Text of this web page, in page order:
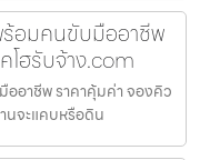
ร้อมคนขับมืออาชีพ
ฮรับจ้าง.com
ออาชีพ ราคาคุ้มค่า จองคิว
นจะแคบหรือดิน